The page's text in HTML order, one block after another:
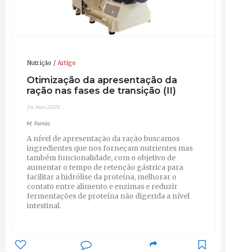
Nutrição Artigo
Otimização da apresentação da
ração nas fases de transição (II)
24-Nov-2025
M. Fornós
A nível de apresentação da ração buscamos
ingredientes que nos forneçam nutrientes mas
também funcionalidade, com o objetivo de
aumentar o tempo de retenção gástrica para
facilitar a hidrólise da proteína, melhorar o
contato entre alimento e enzimas e reduzir
fermentações de proteína não digerida a nível
intestinal.